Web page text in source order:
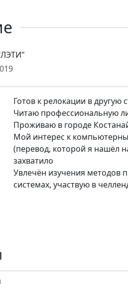
Готов к релокации в другую
Читаю профессиональную
Проживаю в городе
Мой интерес к
(перевод, которой я нашёл
захватило
Увлечён изучения методов
системах, участвую в